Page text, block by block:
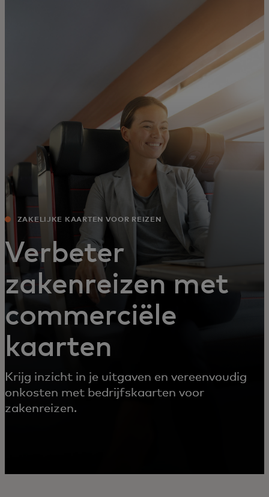
Voor de wereld
Voor vernieuwers
Nieuws en trends
ZAKELIJKE KAARTEN VOOR REIZEN
Verbeter
zakenreizen met
commerciële
kaarten
Krijg inzicht in je uitgaven en vereenvoudig
onkosten met bedrijfskaarten voor
zakenreizen.